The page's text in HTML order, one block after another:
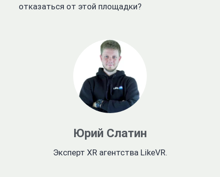
отказаться от этой площадки?
Юрий Слатин
Эксперт XR агентства LikeVR.